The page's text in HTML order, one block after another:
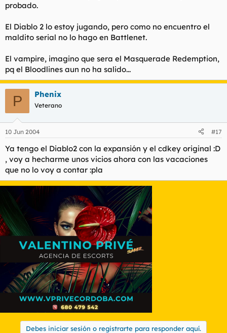
probado.
El Diablo 2 lo estoy jugando, pero como no encuentro el
maldito serial no lo hago en Battlenet.
El vampire, imagino que sera el Masquerade Redemption,
pq el Bloodlines aun no ha salido...
P Phenix
Veterano
10 Jun 2004 #17
Ya tengo el Diablo2 con la expansión y el cdkey original :D
, voy a hecharme unos vicios ahora con las vacaciones
que no lo voy a contar :pla
Debes iniciar sesión o registrarte para responder aquí.